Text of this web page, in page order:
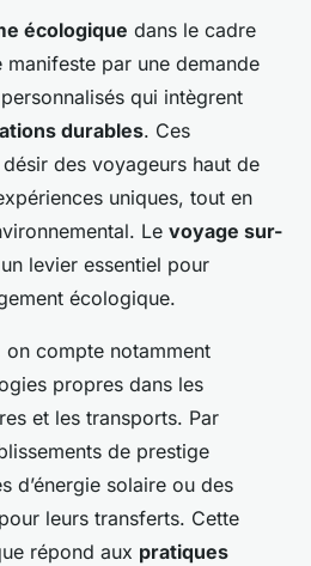
écologique dans le cadre
manifeste par une demande
qui intègrent
durables. Ces
des voyageurs haut de
uniques, tout en
Le voyage sur-
levier essentiel pour
écologique.
on compte notamment
propres dans les
et les transports. Par
de prestige
d’énergie solaire ou des
leurs transferts. Cette
répond aux pratiques